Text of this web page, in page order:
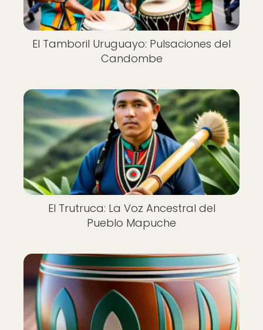
El Tamboril Uruguayo: Pulsaciones del
Candombe
El Trutruca: La Voz Ancestral del
Pueblo Mapuche